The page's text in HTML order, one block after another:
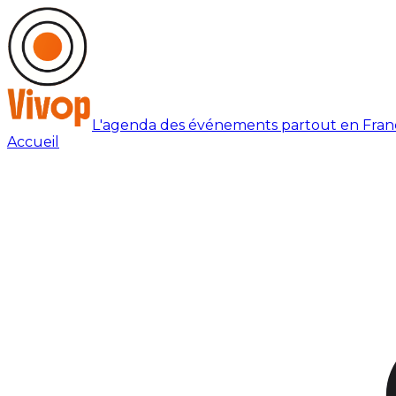
L'agenda des événements partout en
Accueil